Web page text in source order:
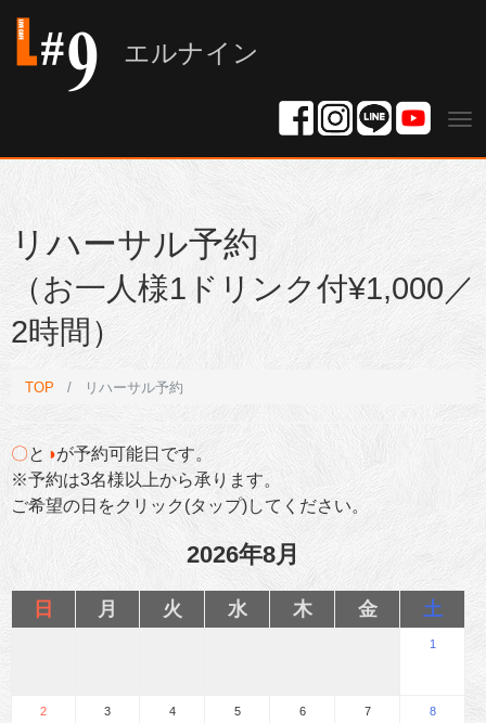
エルナイン
リハーサル予約
（お一人様1ドリンク付¥1,000／
2時間）
TOP リハーサル予約
〇と ◑が予約可能日です。
※予約は3名様以上から承ります。
ご希望の日をクリック(タップ)してください。
2026年8月
日 月 火 水 木 金 土
1
2 3 4 5 6 7 8